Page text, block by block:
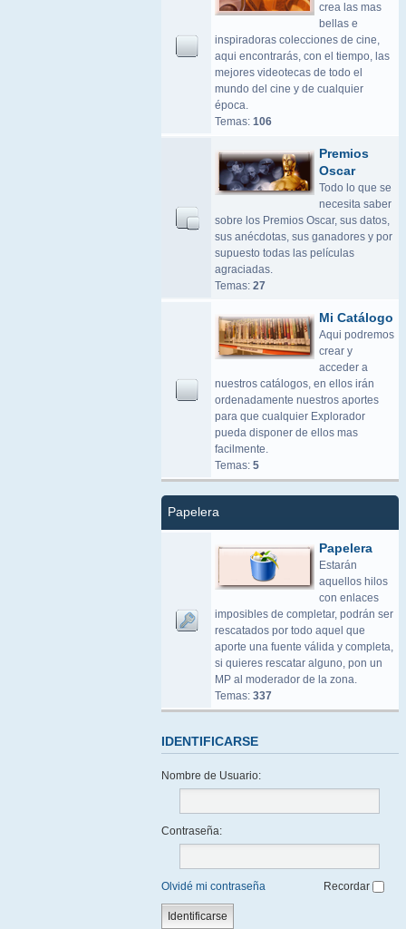
crea las mas
bellas e
inspiradoras colecciones de cine,
aqui encontrarás, con el tiempo, las
mejores videotecas de todo el
mundo del cine y de cualquier
época.
Temas: 106
Premios
Oscar
Todo lo que se
necesita saber
sobre los Premios Oscar, sus datos,
sus anécdotas, sus ganadores y por
supuesto todas las películas
agraciadas.
Temas: 27
Mi Catálogo
Aqui podremos
crear y
acceder a
nuestros catálogos, en ellos irán
ordenadamente nuestros aportes
para que cualquier Explorador
pueda disponer de ellos mas
facilmente.
Temas: 5
Papelera
Papelera
Estarán
aquellos hilos
con enlaces
imposibles de completar, podrán ser
rescatados por todo aquel que
aporte una fuente válida y completa,
si quieres rescatar alguno, pon un
MP al moderador de la zona.
Temas: 337
IDENTIFICARSE
Nombre de Usuario:
Contraseña:
Olvidé mi contraseña Recordar